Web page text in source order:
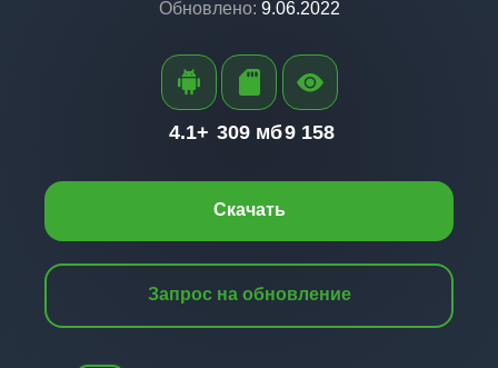
Обновлено: 9.06.2022
Скачать
Запрос на обновление
4.1+ 309 мб9 158